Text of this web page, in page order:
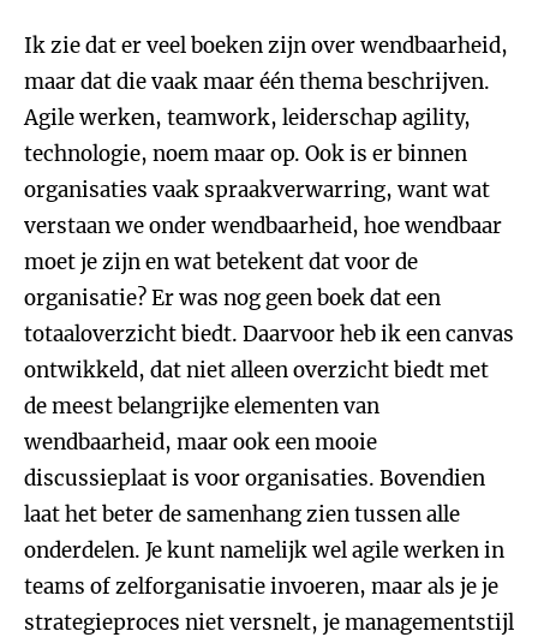
Ik zie dat er veel boeken zijn over wendbaarheid,
maar dat die vaak maar één thema beschrijven.
Agile werken, teamwork, leiderschap agility,
technologie, noem maar op. Ook is er binnen
organisaties vaak spraakverwarring, want wat
verstaan we onder wendbaarheid, hoe wendbaar
moet je zijn en wat betekent dat voor de
organisatie? Er was nog geen boek dat een
totaaloverzicht biedt. Daarvoor heb ik een canvas
ontwikkeld, dat niet alleen overzicht biedt met
de meest belangrijke elementen van
wendbaarheid, maar ook een mooie
discussieplaat is voor organisaties. Bovendien
laat het beter de samenhang zien tussen alle
onderdelen. Je kunt namelijk wel agile werken in
teams of zelforganisatie invoeren, maar als je je
strategieproces niet versnelt, je managementstijl